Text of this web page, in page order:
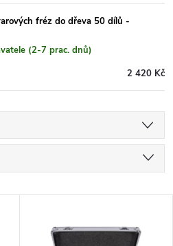
fréz do dřeva 50 dílů -
(2-7 prac. dnů)
2 420 Kč